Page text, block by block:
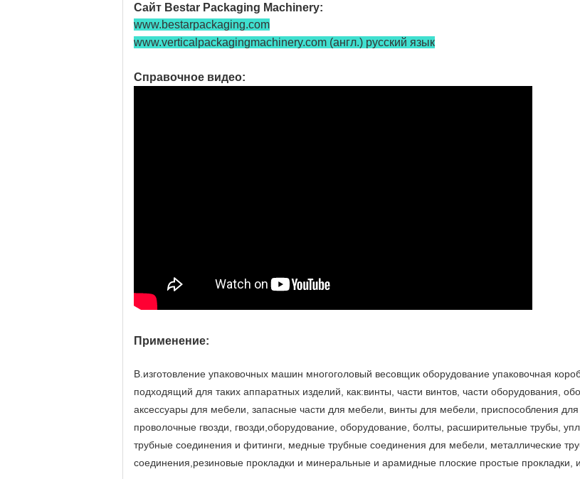
Сайт Bestar Packaging Machinery:
www.bestarpackaging.com
www.verticalpackagingmachinery.com (англ.) русский язык
Справочное видео:
Применение:
В. изготовление упаковочных машин многоголовый весовщик оборудование упаковочная
подходящий для таких аппаратных изделий, как:винты, части винтов, части оборудования,
аксессуары для мебели, запасные части для мебели, винты для мебели, приспособления
проволочные гвозди, гвозди,оборудование, оборудование, болты, расширительные трубы,
трубные соединения и фитинги, медные трубные соединения для мебели, металлические
соединения,резиновые прокладки и минеральные и арамидные плоские простые прокладки, и